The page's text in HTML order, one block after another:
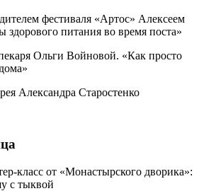
фестиваля «Артос» Алексеем
питания во время поста»
Ольги Войновой. «Как просто
Александра Старостенко
класс от «Монастырского дворика»:
с тыквой